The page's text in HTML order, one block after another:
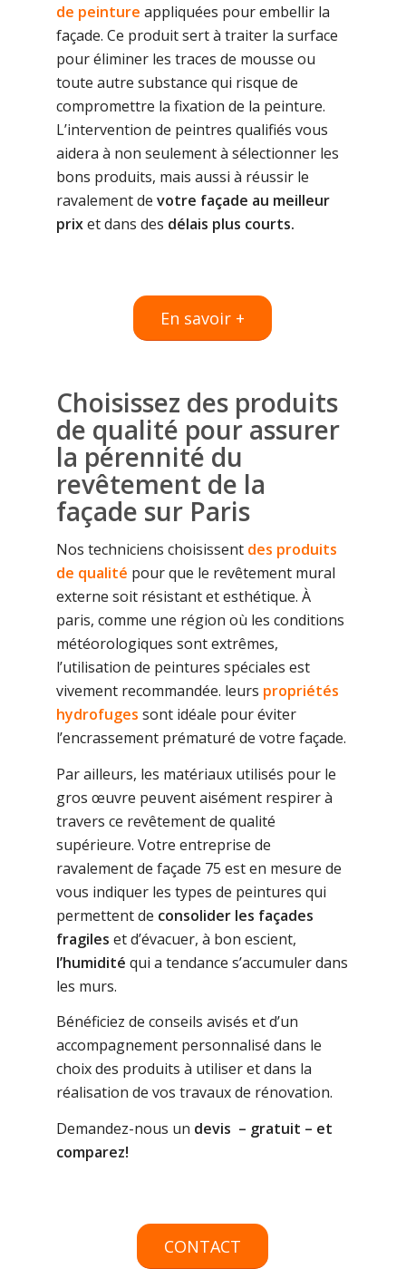
de peintureappliquées pour embellir la
façade. Ce produit sert à traiter la surface
pour éliminer les traces de mousse ou
toute autre substance qui risque de
compromettre la fixation de la peinture.
L’intervention de peintres qualifiés vous
aidera à non seulement à sélectionner les
bons produits, mais aussi à réussir le
ravalement devotre façade au meilleur
prixet dans des délais plus courts.
En savoir +
Choisissez des produits
de qualité pour assurer
la pérennité du
revêtement de la
façade sur Paris
Nos techniciens choisissent des produits
de qualité pour que le revêtement mural
externe soit résistant et esthétique. À
paris, comme une région où les conditions
météorologiques sont extrêmes,
l’utilisation de peintures spéciales est
vivement recommandée. leurs propriétés
hydrofuges sont idéale pour éviter
l’encrassement prématuré de votre façade.
Par ailleurs, les matériaux utilisés pour le
gros œuvre peuvent aisément respirer à
travers ce revêtement de qualité
supérieure. Votre entreprise de
ravalement de façade 75 est en mesure de
vous indiquer les types de peintures qui
permettent de consolider les façades
fragiles et d’évacuer, à bon escient,
l’humidité qui a tendance s’accumuler dans
les murs.
Bénéficiez de conseils avisés et d’un
accompagnement personnalisé dans le
choix des produits à utiliser et dans la
réalisation de vos travaux de rénovation.
Demandez-nous un devis – gratuit – et
comparez!
CONTACT